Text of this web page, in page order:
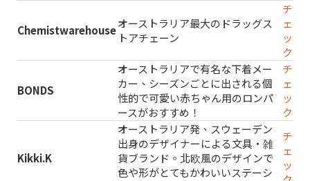
Chemistwarehouseオーストラリア最大のドラッグス
トアチェーン
チ
ェ
ッ
ク
BONDS
オーストラリアで有名な下着メー
カー、シーズンごとに出される個
性的で可愛い赤ちゃん用のロンパ
ースがおすすめ！
チ
ェ
ッ
ク
Kikki.K
オーストラリア発、スウェーデン
出身のデザイナーによる文具・雑
貨ブランド。北欧風のデザインで
色や形がとてもかわいいステーシ
チ
ェ
ッ